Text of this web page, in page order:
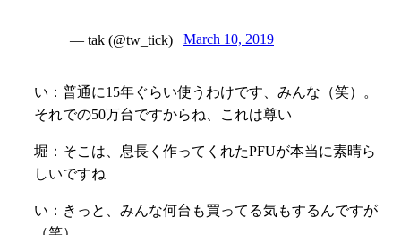
— tak (@tw_tick) March 10, 2019
い：普通に15年ぐらい使うわけです、みんな（笑）。
それでの50万台ですからね、これは尊い
堀：そこは、息長く作ってくれたPFUが本当に素晴ら
しいですね
い：きっと、みんな何台も買ってる気もするんですが